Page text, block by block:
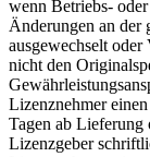
wenn Betriebs-
Änderungen an der
ausgewechselt
nicht den
Lizenznehmer
Tagen ab Lieferung
Lizenzgeber